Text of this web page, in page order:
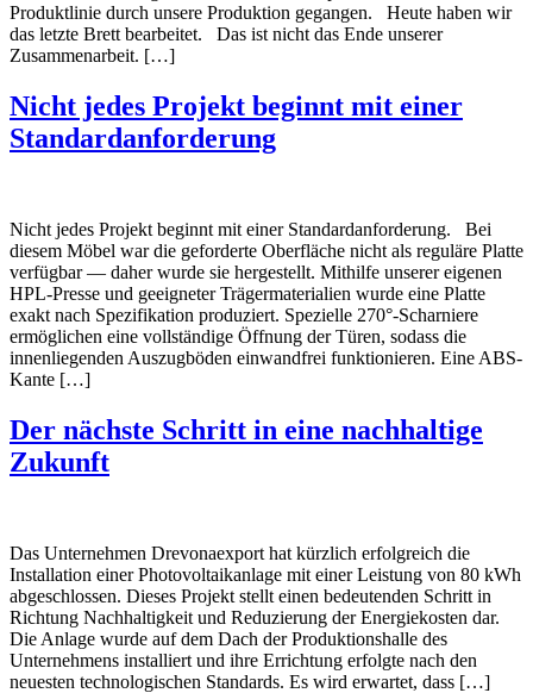
Produktlinie durch unsere Produktion gegangen. Heute haben wir
das letzte Brett bearbeitet. Das ist nicht das Ende unserer
Zusammenarbeit. […]
Nicht jedes Projekt beginnt mit einer
Standardanforderung
Nicht jedes Projekt beginnt mit einer Standardanforderung. Bei
diesem Möbel war die geforderte Oberfläche nicht als reguläre Platte
verfügbar — daher wurde sie hergestellt. Mithilfe unserer eigenen
HPL-Presse und geeigneter Trägermaterialien wurde eine Platte
exakt nach Spezifikation produziert. Spezielle 270°-Scharniere
ermöglichen eine vollständige Öffnung der Türen, sodass die
innenliegenden Auszugböden einwandfrei funktionieren. Eine ABS-
Kante […]
Der nächste Schritt in eine nachhaltige
Zukunft
Das Unternehmen Drevonaexport hat kürzlich erfolgreich die
Installation einer Photovoltaikanlage mit einer Leistung von 80 kWh
abgeschlossen. Dieses Projekt stellt einen bedeutenden Schritt in
Richtung Nachhaltigkeit und Reduzierung der Energiekosten dar.
Die Anlage wurde auf dem Dach der Produktionshalle des
Unternehmens installiert und ihre Errichtung erfolgte nach den
neuesten technologischen Standards. Es wird erwartet, dass […]